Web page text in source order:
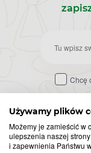
Używamy plików
Możemy je zamieścić w
ulepszenia naszej
i zapewnienia Państwu
do
Chcę